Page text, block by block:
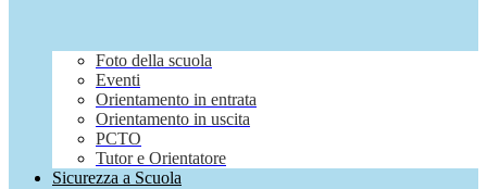
Foto della scuola
Eventi
Orientamento in entrata
Orientamento in uscita
PCTO
Tutor e Orientatore
Sicurezza a Scuola